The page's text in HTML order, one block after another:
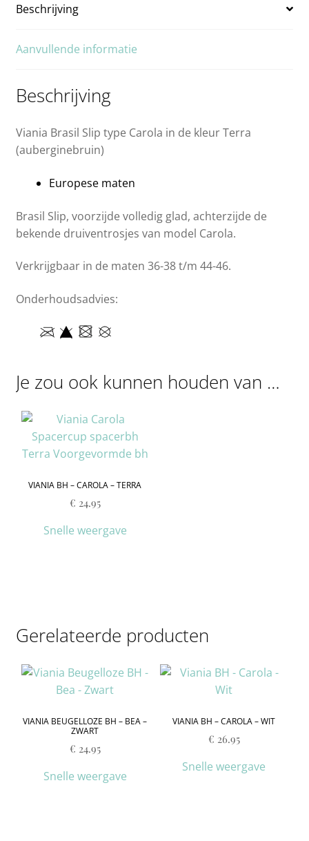
Beschrijving
Aanvullende informatie
Beschrijving
Viania Brasil Slip type Carola in de kleur Terra
(auberginebruin)
Europese maten
Brasil Slip, voorzijde volledig glad, achterzijde de
bekende druiventrosjes van model Carola.
Verkrijgbaar in de maten 36-38 t/m 44-46.
Onderhoudsadvies:
Je zou ook kunnen houden van …
VIANIA BH – CAROLA – TERRA
€ 24.95
Snelle weergave
Gerelateerde producten
VIANIA BEUGELLOZE BH – BEA –
ZWART
€ 24.95
Snelle weergave
VIANIA BH – CAROLA – WIT
€ 26.95
Snelle weergave